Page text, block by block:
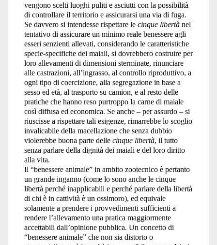
vengono scelti luoghi puliti e asciutti con la possibilità
di controllare il territorio e assicurarsi una via di fuga.
Se davvero si intendesse rispettare le cinque libertànel
tentativo di assicurare un minimo reale benessere agli
esseri senzienti allevati, considerando le caratteristiche
specie-specifiche dei maiali, si dovrebbero costruire per
loro allevamenti di dimensioni sterminate, rinunciare
alle castrazioni, all’ingrasso, al controllo riproduttivo, a
ogni tipo di coercizione, alla segregazione in base a
sesso ed età, al trasporto su camion, e al resto delle
pratiche che hanno reso purtroppo la carne di maiale
così diffusa ed economica. Se anche – per assurdo – si
riuscisse a rispettare tali esigenze, rimarrebbe lo scoglio
invalicabile della macellazione che senza dubbio
violerebbe buona parte delle cinque libertà, il tutto
senza parlare della dignità dei maiali e del loro diritto
alla vita.
Il “benessere animale” in ambito zootecnico è pertanto
un grande inganno (come lo sono anche le cinque
libertà perché inapplicabili e perché parlare della libertà
di chi è in cattività è un ossimoro), ed equivale
solamente a prendere i provvedimenti sufficienti a
rendere l’allevamento una pratica maggiormente
accettabili dall’opinione pubblica. Un concetto di
“benessere animale” che non sia distorto o